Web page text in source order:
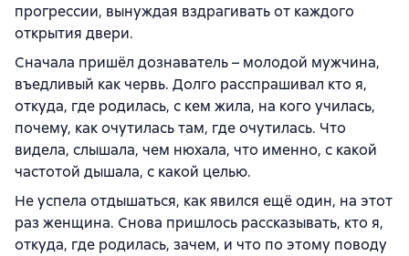
прогрессии, вынуждая вздрагивать от каждого
открытия двери.
Сначала пришёл дознаватель – молодой мужчина,
въедливый как червь. Долго расспрашивал кто я,
откуда, где родилась, с кем жила, на кого училась,
почему, как очутилась там, где очутилась. Что
видела, слышала, чем нюхала, что именно, с какой
частотой дышала, с какой целью.
Не успела отдышаться, как явился ещё один, на этот
раз женщина. Снова пришлось рассказывать, кто я,
откуда, где родилась, зачем, и что по этому поводу